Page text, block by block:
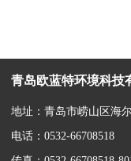
青岛欧蓝特环境科技
地址：青岛市崂山区海
电话：0532-66708518